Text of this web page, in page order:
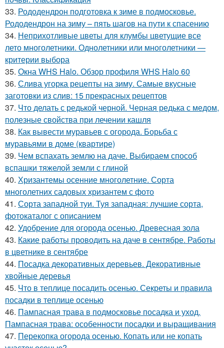
33. Рододендрон подготовка к зиме в подмосковье.
Рододендрон на зиму – пять шагов на пути к спасению
34. Неприхотливые цветы для клумбы цветущие все
лето многолетники. Однолетники или многолетники —
критерии выбора
35. Окна WHS Halo. Обзор профиля WHS Halo 60
36. Слива угорка рецепты на зиму. Самые вкусные
заготовки из слив: 15 прекрасных рецептов
37. Что делать с редькой черной. Черная редька с медом,
полезные свойства при лечении кашля
38. Как вывести муравьев с огорода. Борьба с
муравьями в доме (квартире)
39. Чем вспахать землю на даче. Выбираем способ
вспашки тяжелой земли с глиной
40. Хризантемы осенние многолетние. Сорта
многолетних садовых хризантем с фото
41. Сорта западной туи. Туя западная: лучшие сорта,
фотокаталог с описанием
42. Удобрение для огорода осенью. Древесная зола
43. Какие работы проводить на даче в сентябре. Работы
в цветнике в сентябре
44. Посадка декоративных деревьев. Декоративные
хвойные деревья
45. Что в теплице посадить осенью. Секреты и правила
посадки в теплице осенью
46. Пампасная трава в подмосковье посадка и уход.
Пампасная трава: особенности посадки и выращивания
47. Перекопка огорода осенью. Копать или не копать